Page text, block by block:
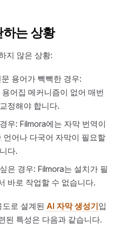
는 상황
지 않은 상황:
용어가 빽빽한 경우:
어집 메커니즘이 없어 매번
정해야 합니다.
우: Filmora에는 자막 번역이
언어나 다국어 자막이 필요할
다.
은 경우: Filmora는 설치가 필
바로 작업할 수 없습니다.
로 설계된 AI 자막 생성기입
된 특성은 다음과 같습니다.